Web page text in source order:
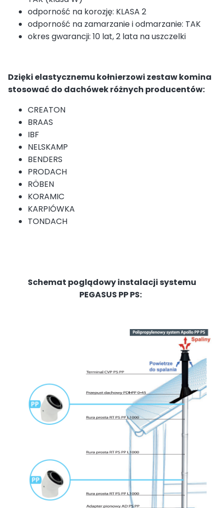
odporność na korozję: KLASA 2
odporność na zamarzanie i odmarzanie: TAK
okres gwarancji: 10 lat, 2 lata na uszczelki
Dzięki elastycznemu kołnierzowi zestaw komina
stosować do dachówek różnych producentów:
CREATON
BRAAS
IBF
NELSKAMP
BENDERS
PRODACH
RÖBEN
KORAMIC
KARPIÓWKA
TONDACH
Schemat poglądowy instalacji systemu
PEGASUS PP PS: